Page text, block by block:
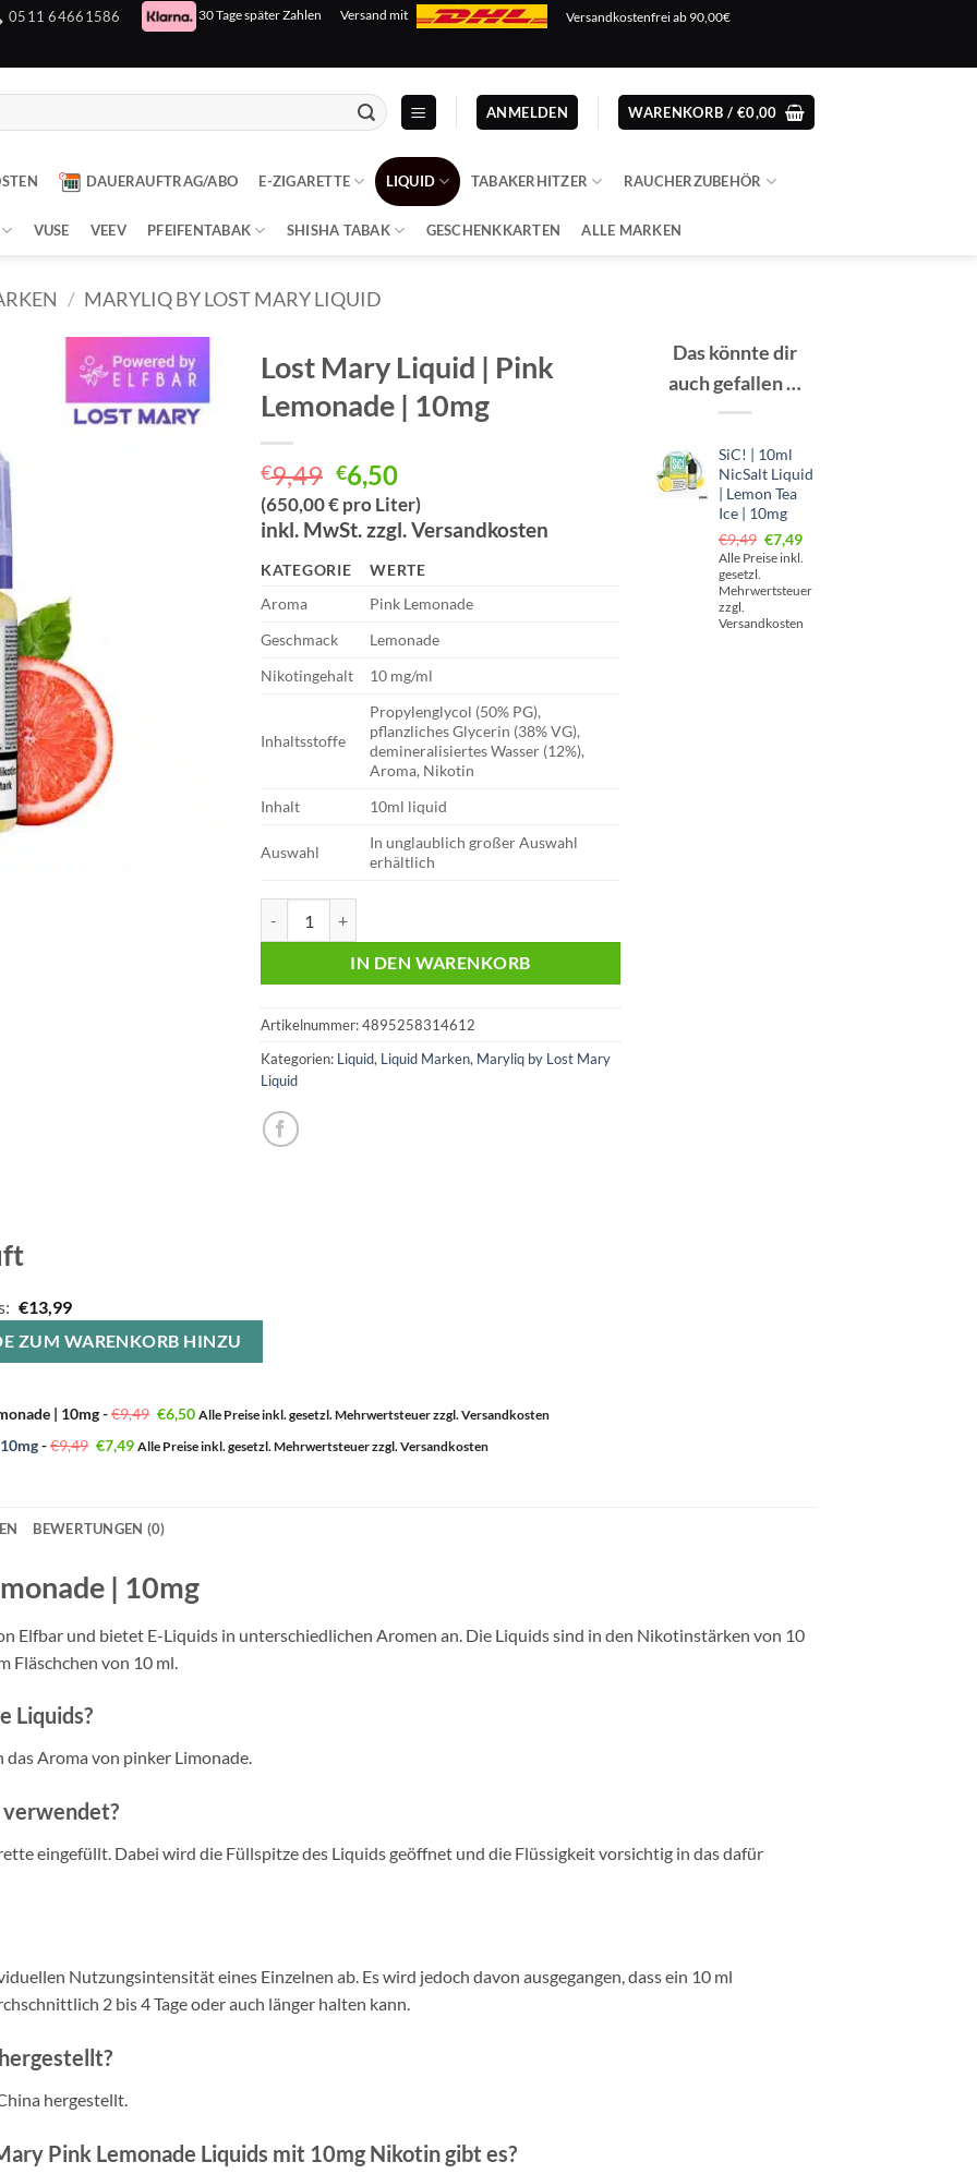
0511 64661586 30 Tage später Zahlen Versand mit Versandkostenfrei ab 90,00€
ANMELDEN WARENKORB / €0,00
DAUERAUFTRAG/ABO E-ZIGARETTE LIQUID TABAKERHITZER RAUCHERZUBEHÖR
VUSE VEEV PFEIFENTABAK SHISHA TABAK GESCHENKKARTEN ALLE MARKEN
/ MARYLIQ BY LOST MARY LIQUID
Lost Mary Liquid | Pink
Lemonade | 10mg
€9,49 Ursprünglicher
Preis
war:
€6,50Aktueller
Preis
ist:
(650,00 € pro Liter)
inkl. MwSt. zzgl. Versandkosten
KATEGORIE
WERTE
Aroma
Pink Lemonade
Geschmack
Lemonade
Nikotingehalt
10 mg/ml
Inhaltsstoffe
Propylenglycol (50% PG),
pflanzliches Glycerin (38% VG),
demineralisiertes Wasser (12%),
Aroma, Nikotin
Inhalt
10ml liquid
Auswahl
In unglaublich großer Auswahl
erhältlich
IN DEN WARENKORB
Artikelnummer:4895258314612
Kategorien: Liquid, Liquid Marken, Maryliq by Lost Mary
Liquid
Das könnte dir
auch gefallen …
SiC! | 10ml
NicSalt Liquid
| Lemon Tea
Ice | 10mg
€9,49 Ursprünglicher
Preis
€9,49
€7,49Aktueller
Preis
€7,49.
Alle Preise inkl.
gesetzl.
Mehrwertsteuer
zzgl.
Versandkosten
€13,99
BEIDE ZUM WARENKORB HINZU
| 10mg-€9,49 Ursprünglicher
Preis
war:
€9,49
€6,50Aktueller
Preis
ist:
€6,50.
Alle Preise inkl. gesetzl. Mehrwertsteuer zzgl. Versandkosten
-€9,49 Ursprünglicher
Preis
€7,49Aktueller
Preis
Alle Preise inkl. gesetzl. Mehrwertsteuer zzgl. Versandkosten
BEWERTUNGEN (0)
| 10mg
Elfbar und bietet E-Liquids in unterschiedlichen Aromen an. Die Liquids sind in den Nikotinstärken von 10
Fläschchen von 10 ml.
Liquids?
Aroma von pinker Limonade.
eingefüllt. Dabei wird die Füllspitze des Liquids geöffnet und die Flüssigkeit vorsichtig in das dafür
Nutzungsintensität eines Einzelnen ab. Es wird jedoch davon ausgegangen, dass ein 10 ml
2 bis 4 Tage oder auch länger halten kann.
hergestellt.
Pink Lemonade Liquids mit 10mg Nikotin gibt es?